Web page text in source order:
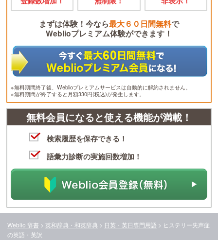
まずは体験！今なら最大６０日間無料で
Weblioプレミアム体験ができます！
※無料期間終了後、Weblioプレミアムサービスは自動的に解約されません。
※無料期間が終了すると月額330円(税込)が発生します。
無料会員になると使える機能が満載！
検索履歴を保存できる！
語彙力診断の実施回数増加！
Weblio 辞書 > 英和辞典・和英辞典 > 日英・英日専門用語 > ヒステリー失声症
の英語・英訳